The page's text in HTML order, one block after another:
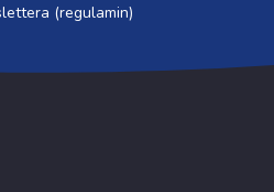
(regulamin)